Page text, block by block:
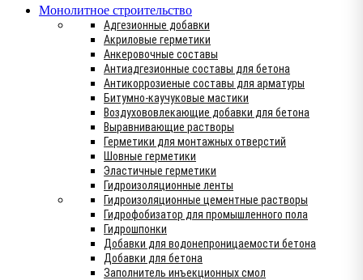
Монолитное строительство
Адгезионные добавки
Акриловые герметики
Анкеровочные составы
Антиадгезионные составы для бетона
Антикоррозиеные составы для арматуры
Битумно-каучуковые мастики
Воздухововлекающие добавки для бетона
Выравнивающие растворы
Герметики для монтажных отверстий
Шовные герметики
Эластичные герметики
Гидроизоляционные ленты
Гидроизоляционные цементные растворы
Гидрофобизатор для промышленного пола
Гидрошпонки
Добавки для водонепроницаемости бетона
Добавки для бетона
Заполнитель инъекционных смол